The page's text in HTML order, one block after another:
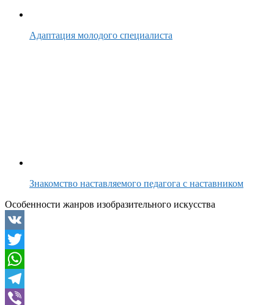
Адаптация молодого специалиста
Знакомство наставляемого педагога с наставником
Особенности жанров изобразительного искусства
VK
Twitter
WhatsApp
Telegram